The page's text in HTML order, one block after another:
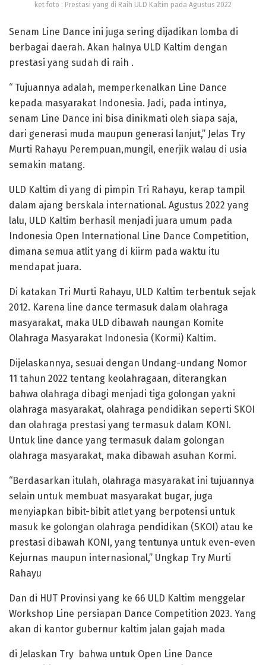
ket foto : Prestasi yang di Raih ULD Kaltim pada Agustus 2022
Senam Line Dance ini juga sering dijadikan lomba di
berbagai daerah. Akan halnya ULD Kaltim dengan
prestasi yang sudah di raih .
“ Tujuannya adalah, memperkenalkan Line Dance
kepada masyarakat Indonesia. Jadi, pada intinya,
senam Line Dance ini bisa dinikmati oleh siapa saja,
dari generasi muda maupun generasi lanjut,” Jelas Try
Murti Rahayu Perempuan,mungil, enerjik walau di usia
semakin matang.
ULD Kaltim di yang di pimpin Tri Rahayu, kerap tampil
dalam ajang berskala international. Agustus 2022 yang
lalu, ULD Kaltim berhasil menjadi juara umum pada
Indonesia Open International Line Dance Competition,
dimana semua atlit yang di kiirm pada waktu itu
mendapat juara.
Di katakan Tri Murti Rahayu, ULD Kaltim terbentuk sejak
2012. Karena line dance termasuk dalam olahraga
masyarakat, maka ULD dibawah naungan Komite
Olahraga Masyarakat Indonesia (Kormi) Kaltim.
Dijelaskannya, sesuai dengan Undang-undang Nomor
11 tahun 2022 tentang keolahragaan, diterangkan
bahwa olahraga dibagi menjadi tiga golongan yakni
olahraga masyarakat, olahraga pendidikan seperti SKOI
dan olahraga prestasi yang termasuk dalam KONI.
Untuk line dance yang termasuk dalam golongan
olahraga masyarakat, maka dibawah asuhan Kormi.
“Berdasarkan itulah, olahraga masyarakat ini tujuannya
selain untuk membuat masyarakat bugar, juga
menyiapkan bibit-bibit atlet yang berpotensi untuk
masuk ke golongan olahraga pendidikan (SKOI) atau ke
prestasi dibawah KONI, yang tentunya untuk even-even
Kejurnas maupun internasional,” Ungkap Try Murti
Rahayu
Dan di HUT Provinsi yang ke 66 ULD Kaltim menggelar
Workshop Line persiapan Dance Competition 2023. Yang
akan di kantor gubernur kaltim jalan gajah mada
di Jelaskan Try bahwa untuk Open Line Dance